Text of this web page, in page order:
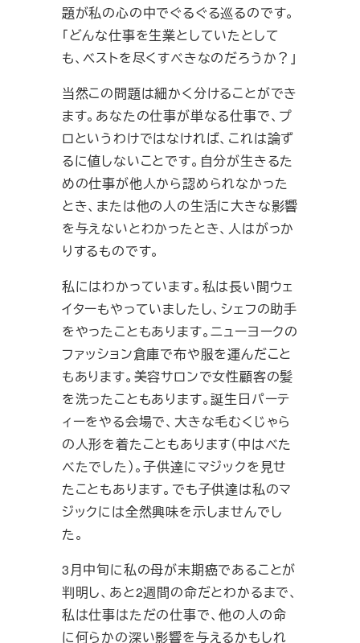
題が私の心の中でぐるぐる巡るのです。
「どんな仕事を生業としていたとして
も、ベストを尽くすべきなのだろうか？」
当然この問題は細かく分けることができ
ます。あなたの仕事が単なる仕事で、プ
ロというわけではなければ、これは論ず
るに値しないことです。自分が生きるた
めの仕事が他人から認められなかった
とき、または他の人の生活に大きな影響
を与えないとわかったとき、人はがっか
りするものです。
私にはわかっています。私は長い間ウェ
イターもやっていましたし、シェフの助手
をやったこともあります。ニューヨークの
ファッション倉庫で布や服を運んだこと
もあります。美容サロンで女性顧客の髪
を洗ったこともあります。誕生日パーテ
ィーをやる会場で、大きな毛むくじゃら
の人形を着たこともあります（中はべた
べたでした）。子供達にマジックを見せ
たこともあります。でも子供達は私のマ
ジックには全然興味を示しませんでし
た。
3月中旬に私の母が末期癌であることが
判明し、あと2週間の命だとわかるまで、
私は仕事はただの仕事で、他の人の命
に何らかの深い影響を与えるかもしれ